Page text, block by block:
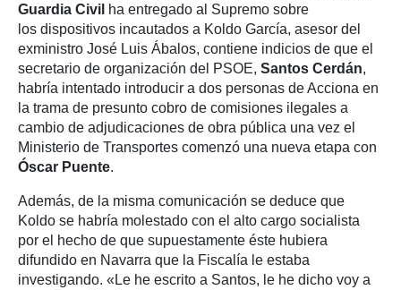
Guardia Civil ha entregado al Supremo sobre
los dispositivos incautados a Koldo García, asesor del
exministro José Luis Ábalos, contiene indicios de que el
secretario de organización del PSOE, Santos Cerdán,
habría intentado introducir a dos personas de Acciona en
la trama de presunto cobro de comisiones ilegales a
cambio de adjudicaciones de obra pública una vez el
Ministerio de Transportes comenzó una nueva etapa con
Óscar Puente.
Además, de la misma comunicación se deduce que
Koldo se habría molestado con el alto cargo socialista
por el hecho de que supuestamente éste hubiera
difundido en Navarra que la Fiscalía le estaba
investigando. «Le he escrito a Santos, le he dicho voy a